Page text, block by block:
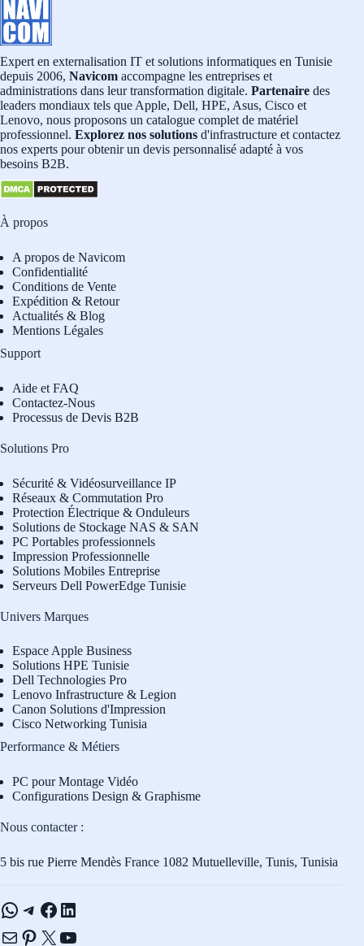
Expert en externalisation IT et solutions informatiques en Tunisie
depuis 2006, Navicom accompagne les entreprises et
administrations dans leur transformation digitale. Partenaire des
leaders mondiaux tels que Apple, Dell, HPE, Asus, Cisco et
Lenovo, nous proposons un catalogue complet de matériel
professionnel. Explorez nos solutions d'infrastructure et contactez
nos experts pour obtenir un devis personnalisé adapté à vos
besoins B2B.
À propos
A propos de Navicom
Confidentialité
Conditions de Vente
Expédition & Retour
Actualités & Blog
Mentions Légales
Support
Aide et FAQ
Contactez-Nous
Processus de Devis B2B
Solutions Pro
Sécurité & Vidéosurveillance IP
Réseaux & Commutation Pro
Protection Électrique & Onduleurs
Solutions de Stockage NAS & SAN
PC Portables professionnels
Impression Professionnelle
Solutions Mobiles Entreprise
Serveurs Dell PowerEdge Tunisie
Univers Marques
Espace Apple Business
Solutions HPE Tunisie
Dell Technologies Pro
Lenovo Infrastructure & Legion
Canon Solutions d'Impression
Cisco Networking Tunisia
Performance & Métiers
PC pour Montage Vidéo
Configurations Design & Graphisme
Nous contacter :
5 bis rue Pierre Mendès France 1082 Mutuelleville, Tunis, Tunisia
WhatsApp
Telegram
Facebook
LinkedIn
E-mailPinterest
X YouTube